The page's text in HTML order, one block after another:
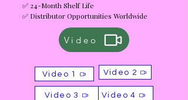
✅ 24-Month Shelf Life
✅ Distributor Opportunities Worldwide
Video
Video 1 Video 2
Video 4
Video 3